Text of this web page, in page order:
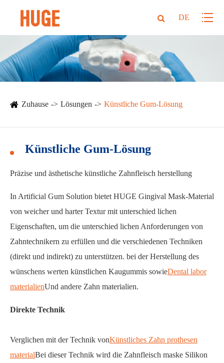
DE
Zuhause Lösungen Künstliche Gum-Lösung
Künstliche Gum-Lösung
Präzise und ästhetische künstliche Zahnfleisch herstellung
In Artificial Gum Solution bietet HUGE Gingival Mask-Material
von weicher und harter Textur mit unterschied lichen
Eigenschaften, um die unterschied lichen Anforderungen von
Zahntechnikern zu erfüllen und die verschiedenen Techniken
(direkt und indirekt) zu unterstützen. bei der Herstellung des
wünschens werten künstlichen Kaugummis sowieDental labor
materialienUnd andere Zahn materialien.
Direkte Technik
Verglichen mit der Technik vonKünstliches Zahn prothesen
materialBei dieser Technik wird die Zahnfleisch maske Silikon